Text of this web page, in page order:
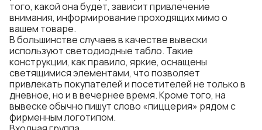
того, какой она будет, зависит привлечение
внимания, информирование проходящих мимо о
вашем товаре.
В большинстве случаев в качестве вывески
используют светодиодные табло. Такие
конструкции, как правило, яркие, оснащены
светящимися элементами, что позволяет
привлекать покупателей и посетителей не только в
дневное, но и в вечернее время. Кроме того, на
вывеске обычно пишут слово «пиццерия» рядом с
фирменным логотипом.